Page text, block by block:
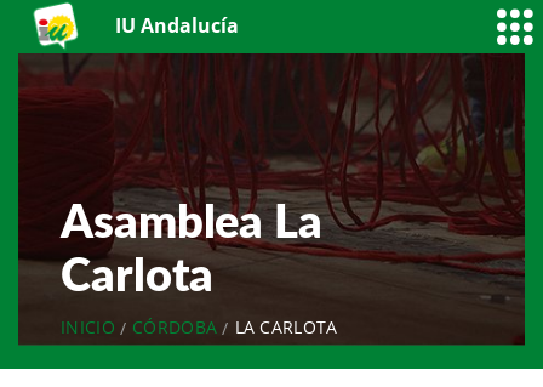
IU Andalucía
Asamblea La
Carlota
INICIO CÓRDOBA LA CARLOTA